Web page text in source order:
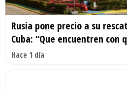
Rusia pone precio a su
Cuba: “Que encuentren con
Hace 1 día